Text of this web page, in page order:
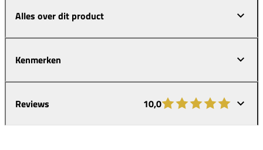
Alles over dit product
Kenmerken
Reviews 10,0